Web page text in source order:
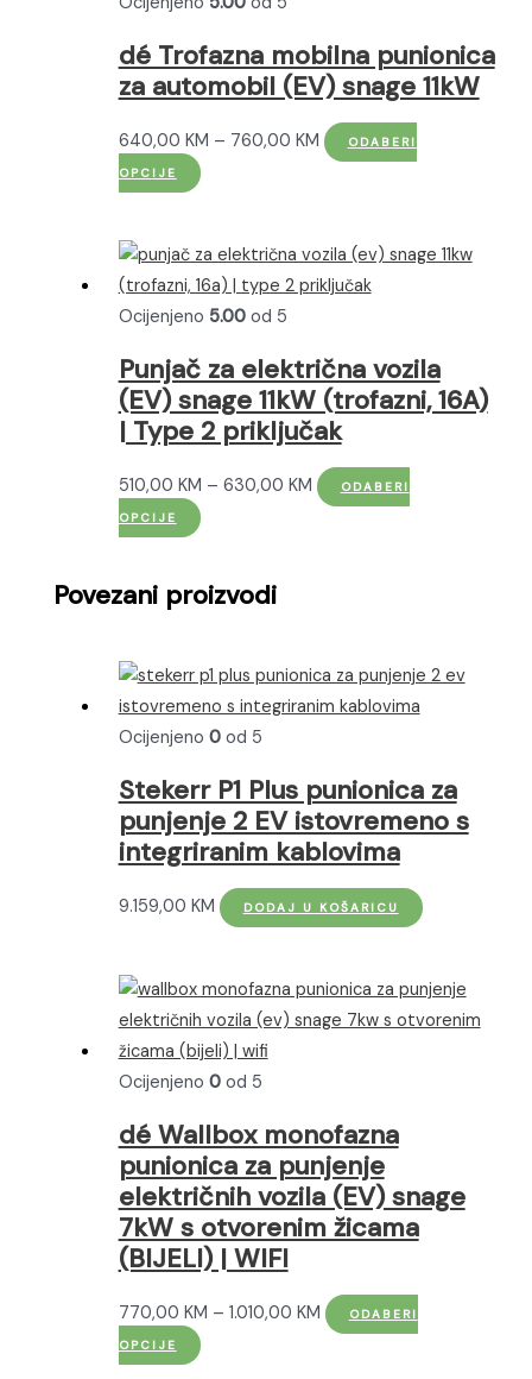
dé Trofazna mobilna punionica
za automobil (EV) snage 11kW
640,00 KM – 760,00 KMRaspon
do
760,00 KM
ODABERI
OPCIJE
Ovaj
više
varijanti.
Opcije
mogu
odabrati
na
stranici
proizvoda
Ocijenjeno 5.00od 5
Punjač za električna vozila
(EV) snage 11kW (trofazni, 16A)
| Type 2 priključak
510,00 KM – 630,00 KMRasponODABERI
OPCIJE
Ovaj
više
Opcije
se
mogu
na
stranici
proizvoda
Povezani proizvodi
Ocijenjeno 0od 5
Stekerr P1 Plus punionica za
punjenje 2 EV istovremeno s
integriranim kablovima
9.159,00 KM DODAJ U KOŠARICU
Ocijenjeno 0od 5
dé Wallbox monofazna
punionica za punjenje
električnih vozila (EV) snage
7kW s otvorenim žicama
(BIJELI) | WIFI
770,00 KM – 1.010,00 KMRasponODABERI
OPCIJE
Ovaj